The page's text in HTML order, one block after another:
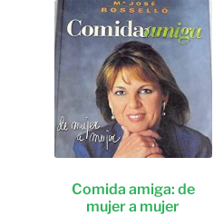
Comida amiga: de
mujer a mujer